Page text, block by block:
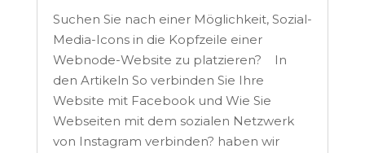
Suchen Sie nach einer Möglichkeit, Sozial-
Media-Icons in die Kopfzeile einer
Webnode-Website zu platzieren? In
den Artikeln So verbinden Sie Ihre
Website mit Facebook und Wie Sie
Webseiten mit dem sozialen Netzwerk
von Instagram verbinden? haben wir